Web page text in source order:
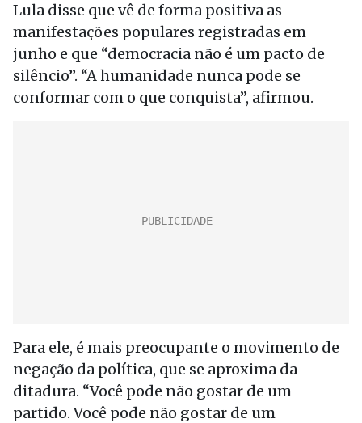
Lula disse que vê de forma positiva as
manifestações populares registradas em
junho e que “democracia não é um pacto de
silêncio”. “A humanidade nunca pode se
conformar com o que conquista”, afirmou.
Para ele, é mais preocupante o movimento de
negação da política, que se aproxima da
ditadura. “Você pode não gostar de um
partido. Você pode não gostar de um